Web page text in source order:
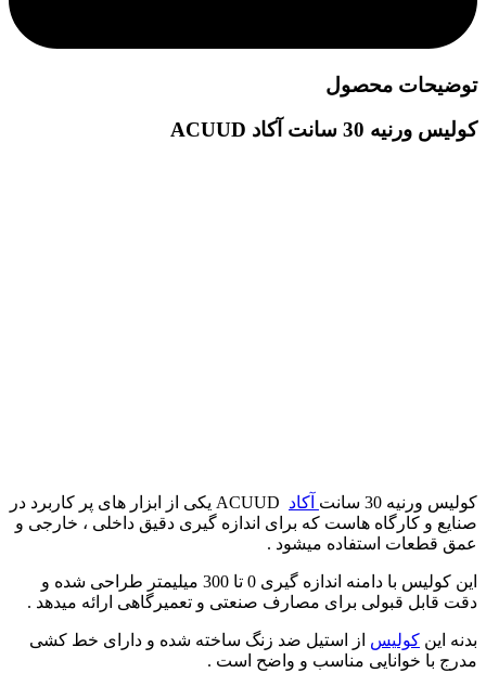
توضیحات محصول
کولیس ورنیه 30 سانت آکاد ACUUD
کولیس ورنیه 30 سانت آکاد
ACUUD یکی از ابزار های پر کاربرد در
صنایع و کارگاه هاست که برای اندازه گیری دقیق داخلی ، خارجی و
عمق قطعات استفاده میشود .
این کولیس با دامنه اندازه گیری 0 تا 300 میلیمتر طراحی شده و
دقت قابل قبولی برای مصارف صنعتی و تعمیرگاهی ارائه میدهد .
بدنه این کولیس از استیل ضد زنگ ساخته شده و دارای خط کشی
مدرج با خوانایی مناسب و واضح است .